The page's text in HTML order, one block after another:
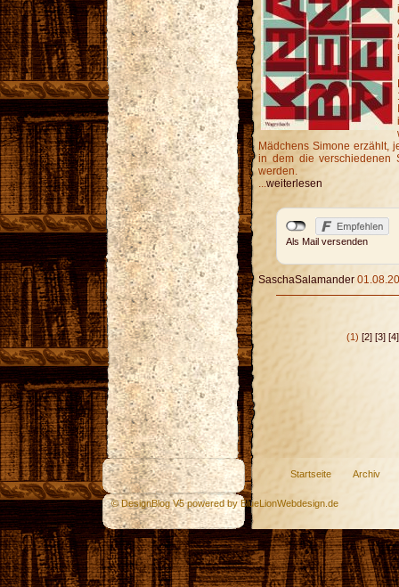
Mädchens Simone erzählt,
in dem die verschiedenen
werden.
weiterlesen
Als Mail versenden
SaschaSalamander
(1) [2] [3] [4]
Startseite Archiv
© DesignBlog V5 powered by BlueLionWebdesign.de